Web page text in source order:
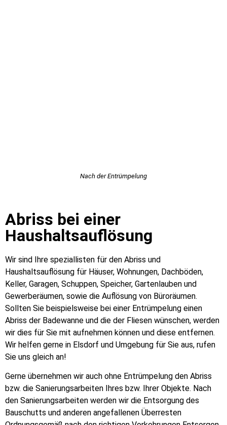
Nach der Entrümpelung
Abriss bei einer
Haushaltsauflösung
Wir sind Ihre speziallisten für den Abriss und
Haushaltsauflösung für Häuser, Wohnungen, Dachböden,
Keller, Garagen, Schuppen, Speicher, Gartenlauben und
Gewerberäumen, sowie die Auflösung von Büroräumen.
Sollten Sie beispielsweise bei einer Entrümpelung einen
Abriss der Badewanne und die der Fliesen wünschen, werden
wir dies für Sie mit aufnehmen können und diese entfernen.
Wir helfen gerne in Elsdorf und Umgebung für Sie aus, rufen
Sie uns gleich an!
Gerne übernehmen wir auch ohne Entrümpelung den Abriss
bzw. die Sanierungsarbeiten Ihres bzw. Ihrer Objekte. Nach
den Sanierungsarbeiten werden wir die Entsorgung des
Bauschutts und anderen angefallenen Überresten